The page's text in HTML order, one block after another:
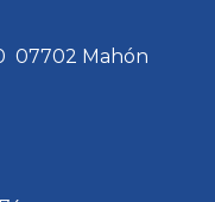
07702 Mahón